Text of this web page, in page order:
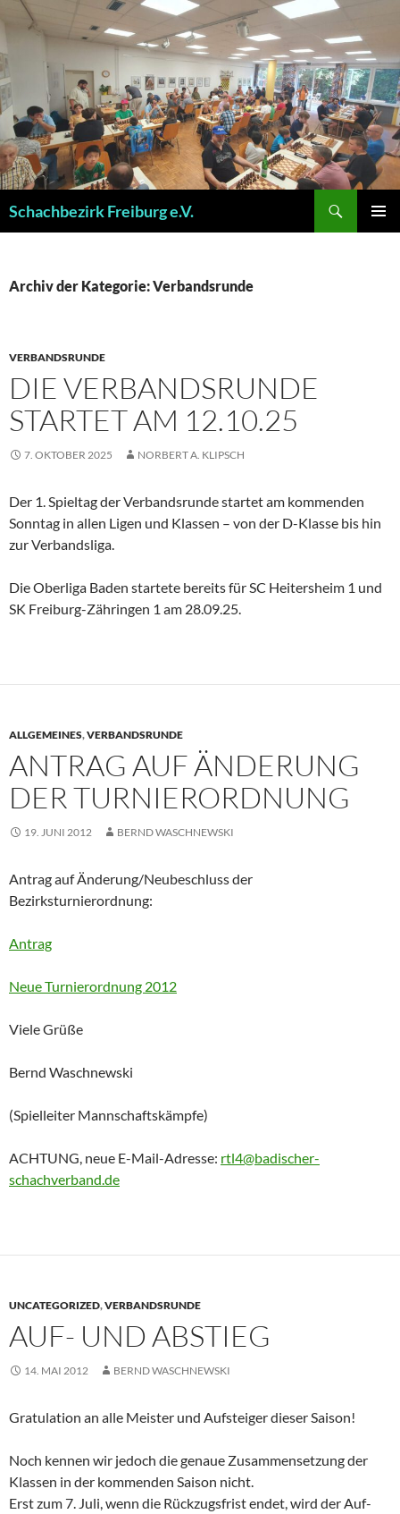
Zum
Inhalt
springen
Schachbezirk Freiburg e.V.
Archiv der Kategorie: Verbandsrunde
VERBANDSRUNDE
DIE VERBANDSRUNDE
STARTET AM 12.10.25
7. OKTOBER 2025 NORBERT A. KLIPSCH
Der 1. Spieltag der Verbandsrunde startet am kommenden
Sonntag in allen Ligen und Klassen – von der D-Klasse bis hin
zur Verbandsliga.
Die Oberliga Baden startete bereits für SC Heitersheim 1 und
SK Freiburg-Zähringen 1 am 28.09.25.
ALLGEMEINES,VERBANDSRUNDE
ANTRAG AUF ÄNDERUNG
DER TURNIERORDNUNG
19. JUNI 2012 BERND WASCHNEWSKI
Antrag auf Änderung/Neubeschluss der
Bezirksturnierordnung:
Antrag
Neue Turnierordnung 2012
Viele Grüße
Bernd Waschnewski
(Spielleiter Mannschaftskämpfe)
ACHTUNG, neue E-Mail-Adresse: rtl4@badischer-
schachverband.de
UNCATEGORIZED,VERBANDSRUNDE
AUF- UND ABSTIEG
14. MAI 2012 BERND WASCHNEWSKI
Gratulation an alle Meister und Aufsteiger dieser Saison!
Noch kennen wir jedoch die genaue Zusammensetzung der
Klassen in der kommenden Saison nicht.
Erst zum 7. Juli, wenn die Rückzugsfrist endet, wird der Auf-